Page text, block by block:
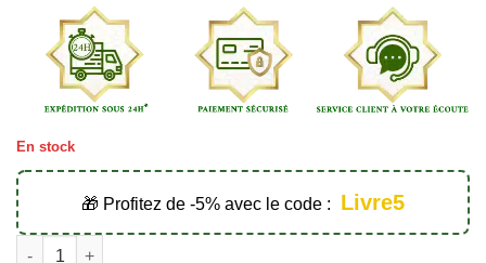
En stock
🎁 Profitez de -5% avec le code : Livre5
quantité de Qourratou 'Ouyoun Al Mouwahhidin - Éditions Al